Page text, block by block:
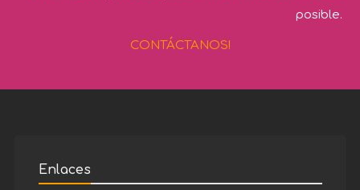
posible.
CONTÁCTANOS!
Enlaces